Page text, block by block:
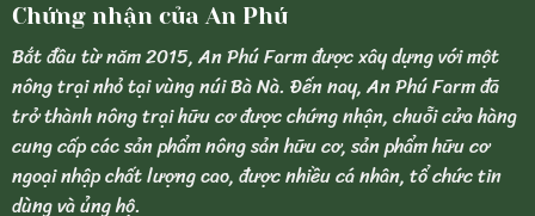
Chứng nhận của An Phú
Bắt đầu từ năm 2015, An Phú Farm được xây dựng với một
nông trại nhỏ tại vùng núi Bà Nà. Đến nay, An Phú Farm đã
trở thành nông trại hữu cơ được chứng nhận, chuỗi cửa hàng
cung cấp các sản phẩm nông sản hữu cơ, sản phẩm hữu cơ
ngoại nhập chất lượng cao, được nhiều cá nhân, tổ chức tin
dùng và ủng hộ.